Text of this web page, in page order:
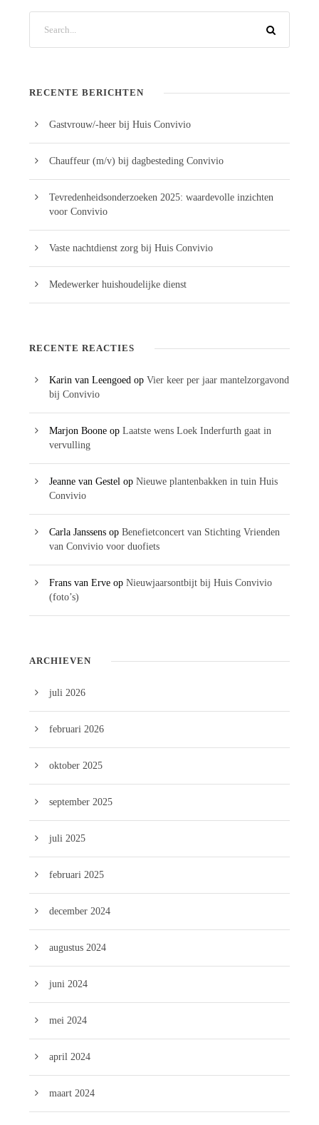
RECENTE BERICHTEN
Gastvrouw/-heer bij Huis Convivio
Chauffeur (m/v) bij dagbesteding Convivio
Tevredenheidsonderzoeken 2025: waardevolle inzichten
voor Convivio
Vaste nachtdienst zorg bij Huis Convivio
Medewerker huishoudelijke dienst
RECENTE REACTIES
Karin van Leengoed op Vier keer per jaar mantelzorgavond
bij Convivio
Marjon Boone op Laatste wens Loek Inderfurth gaat in
vervulling
Jeanne van Gestel op Nieuwe plantenbakken in tuin Huis
Convivio
Carla Janssens op Benefietconcert van Stichting Vrienden
van Convivio voor duofiets
Frans van Erve op Nieuwjaarsontbijt bij Huis Convivio
(foto’s)
ARCHIEVEN
juli 2026
februari 2026
oktober 2025
september 2025
juli 2025
februari 2025
december 2024
augustus 2024
juni 2024
mei 2024
april 2024
maart 2024